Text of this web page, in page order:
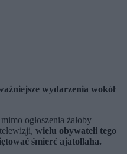
wydarzenia wokół
ogłoszenia żałoby
wielu obywateli tego
śmierć ajatollaha.